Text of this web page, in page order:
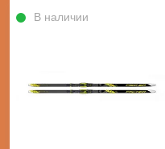
В наличии